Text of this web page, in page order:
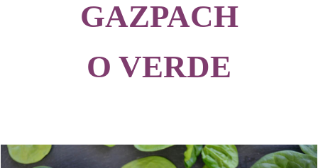
GAZPACH
O VERDE